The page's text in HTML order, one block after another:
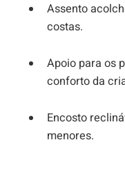
Assento
costas.
Apoio para os
conforto da
Encosto
menores.